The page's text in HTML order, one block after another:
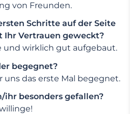
von Freunden.
Schritte auf der Seite
Ihr Vertrauen geweckt?
und wirklich gut aufgebaut.
begegnet?
uns das erste Mal begegnet.
ihr besonders gefallen?